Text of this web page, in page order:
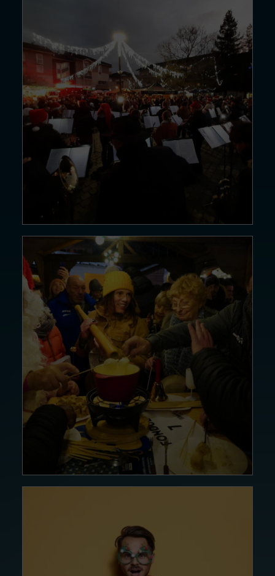
14DÉC24
Par…
Lire la suite
19 DÉC. 24
ANimé par…
Lire la suite